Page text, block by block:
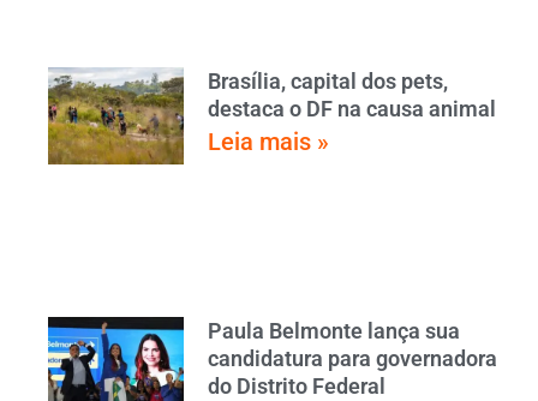
Brasília, capital dos pets,
destaca o DF na causa animal
Leia mais »
Paula Belmonte lança sua
candidatura para governadora
do Distrito Federal